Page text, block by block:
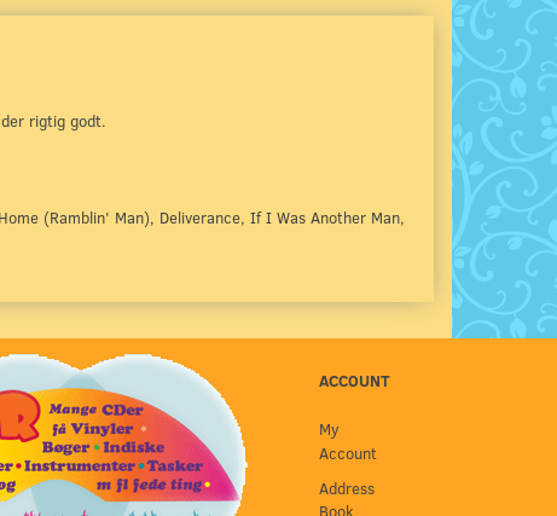
rigtig godt.
(Ramblin' Man), Deliverance, If I Was Another Man,
ACCOUNT
My
Account
Address
Book